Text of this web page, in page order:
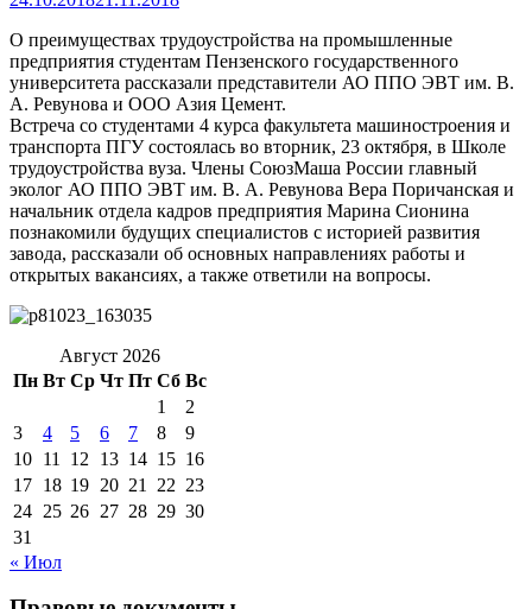
О преимуществах трудоустройства на промышленные
предприятия студентам Пензенского государственного
университета рассказали представители АО ППО ЭВТ им. В.
А. Ревунова и ООО Азия Цемент.
Встреча со студентами 4 курса факультета машиностроения и
транспорта ПГУ состоялась во вторник, 23 октября, в Школе
трудоустройства вуза. Члены СоюзМаша России главный
эколог АО ППО ЭВТ им. В. А. Ревунова Вера Поричанская и
начальник отдела кадров предприятия Марина Сионина
познакомили будущих специалистов с историей развития
завода, рассказали об основных направлениях работы и
открытых вакансиях, а также ответили на вопросы.
Август 2026
Пн Вт Ср Чт Пт Сб Вс
1
2
3
4 5 6 7 8
9
10 11 12 13 14 15 16
17 18 19 20 21 22 23
24 25 26 27 28 29 30
31
« Июл